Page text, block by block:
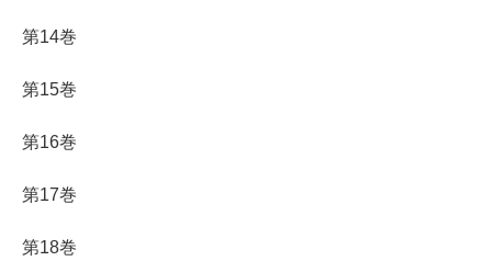
第14巻
第15巻
第16巻
第17巻
第18巻